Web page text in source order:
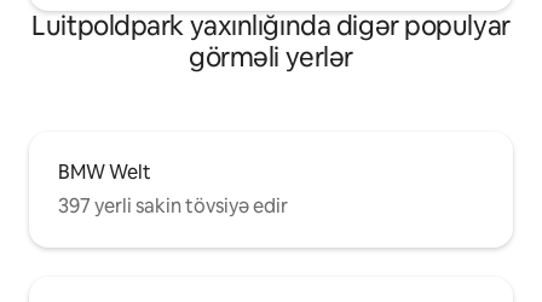
Luitpoldpark yaxınlığında digər populyar
görməli yerlər
BMW Welt
397 yerli sakin tövsiyə edir